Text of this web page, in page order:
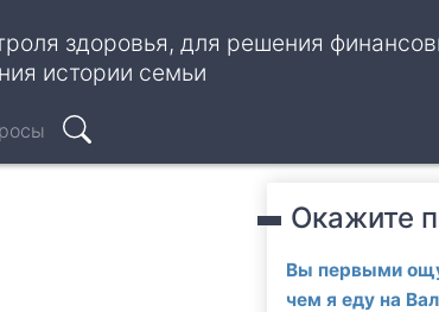
здоровья, для решения
истории семьи
Поиск
Окажите
Вы первыми
чем я еду на